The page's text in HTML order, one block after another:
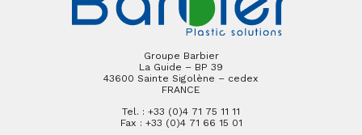
Groupe Barbier
La Guide – BP 39
43600 Sainte Sigolène – cedex
FRANCE
Tel. : +33 (0)4 71 75 11 11
Fax : +33 (0)4 71 66 15 01